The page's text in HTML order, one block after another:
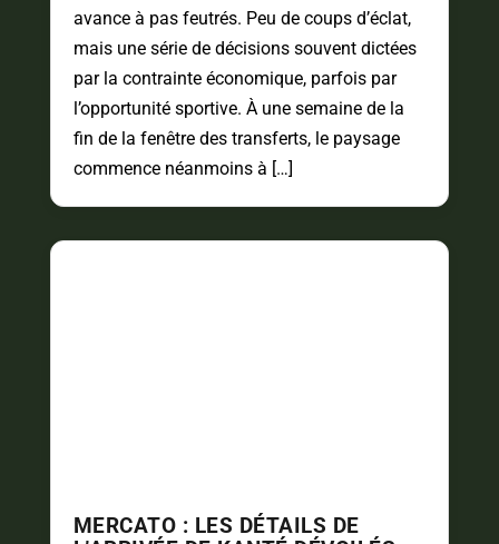
avance à pas feutrés. Peu de coups d’éclat,
mais une série de décisions souvent dictées
par la contrainte économique, parfois par
l’opportunité sportive. À une semaine de la
fin de la fenêtre des transferts, le paysage
commence néanmoins à […]
MERCATO : LES DÉTAILS DE